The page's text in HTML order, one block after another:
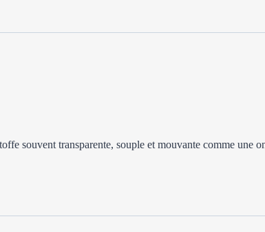
souvent transparente, souple et mouvante comme une